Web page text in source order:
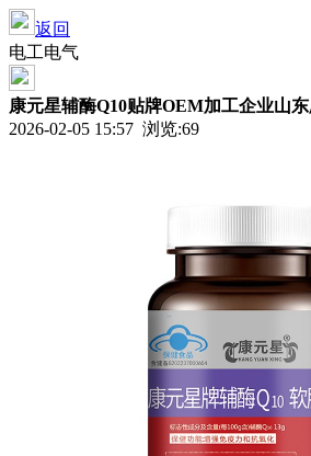
返回
电工电气
康元星辅酶Q10贴牌OEM加工企业山
2026-02-05 15:57 浏览:69